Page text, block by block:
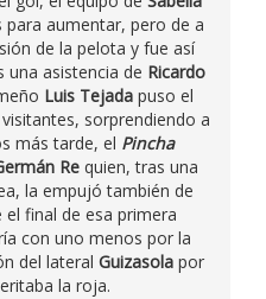
aumentar, pero de a
de la pelota y fue así
asistencia de Ricardo
Luis Tejada puso el
sorprendiendo a
más tarde, el Pincha
Re quien, tras una
la empujó también de
el final de esa primera
con uno menos por la
del lateral Guizasola por
la roja.